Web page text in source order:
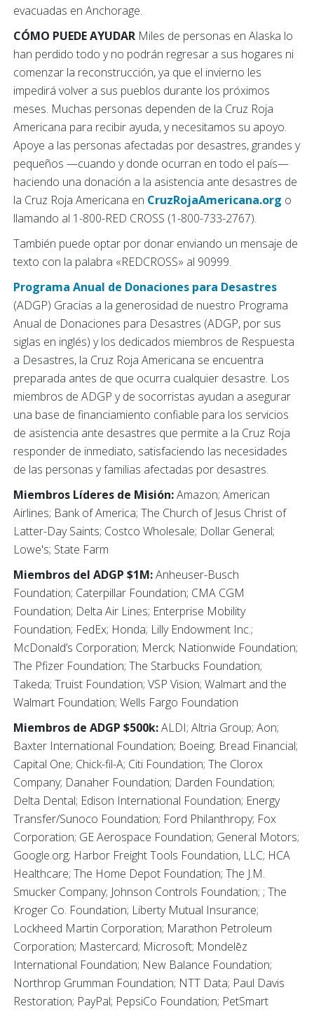
evacuadas en Anchorage.
CÓMO PUEDE AYUDAR Miles de personas en Alaska lo
han perdido todo y no podrán regresar a sus hogares ni
comenzar la reconstrucción, ya que el invierno les
impedirá volver a sus pueblos durante los próximos
meses. Muchas personas dependen de la Cruz Roja
Americana para recibir ayuda, y necesitamos su apoyo.
Apoye a las personas afectadas por desastres, grandes y
pequeños —cuando y donde ocurran en todo el país—
haciendo una donación a la asistencia ante desastres de
la Cruz Roja Americana en CruzRojaAmericana.org o
llamando al 1-800-RED CROSS (1-800-733-2767).
También puede optar por donar enviando un mensaje de
texto con la palabra «REDCROSS» al 90999.
Programa Anual de Donaciones para Desastres
(ADGP) Gracias a la generosidad de nuestro Programa
Anual de Donaciones para Desastres (ADGP, por sus
siglas en inglés) y los dedicados miembros de Respuesta
a Desastres, la Cruz Roja Americana se encuentra
preparada antes de que ocurra cualquier desastre. Los
miembros de ADGP y de socorristas ayudan a asegurar
una base de financiamiento confiable para los servicios
de asistencia ante desastres que permite a la Cruz Roja
responder de inmediato, satisfaciendo las necesidades
de las personas y familias afectadas por desastres.
Miembros Líderes de Misión:Amazon; American
Airlines; Bank of America; The Church of Jesus Christ of
Latter-Day Saints; Costco Wholesale; Dollar General;
Lowe's; State Farm
Miembros del ADGP $1M:Anheuser-Busch
Foundation; Caterpillar Foundation; CMA CGM
Foundation; Delta Air Lines; Enterprise Mobility
Foundation; FedEx; Honda; Lilly Endowment Inc.;
McDonald’s Corporation; Merck; Nationwide Foundation;
The Pfizer Foundation; The Starbucks Foundation;
Takeda; Truist Foundation; VSP Vision; Walmart and the
Walmart Foundation; Wells Fargo Foundation
Miembros de ADGP $500k:ALDI; Altria Group; Aon;
Baxter International Foundation; Boeing; Bread Financial;
Capital One; Chick-fil-A; Citi Foundation; The Clorox
Company; Danaher Foundation; Darden Foundation;
Delta Dental; Edison International Foundation; Energy
Transfer/Sunoco Foundation; Ford Philanthropy; Fox
Corporation; GE Aerospace Foundation; General Motors;
Google.org; Harbor Freight Tools Foundation, LLC; HCA
Healthcare; The Home Depot Foundation; The J.M.
Smucker Company; Johnson Controls Foundation; ; The
Kroger Co. Foundation; Liberty Mutual Insurance;
Lockheed Martin Corporation; Marathon Petroleum
Corporation; Mastercard; Microsoft; Mondelēz
International Foundation; New Balance Foundation;
Northrop Grumman Foundation; NTT Data; Paul Davis
Restoration; PayPal; PepsiCo Foundation; PetSmart